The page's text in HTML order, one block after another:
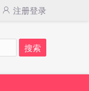
注册登录